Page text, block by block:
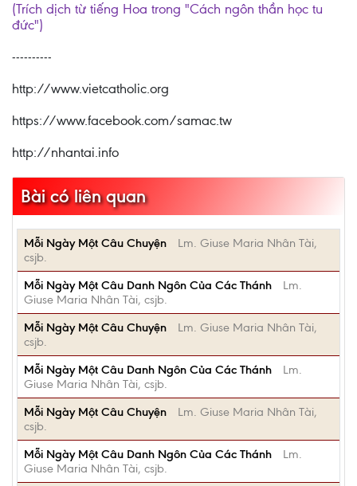
(Trích dịch từ tiếng Hoa trong "Cách ngôn thần học tu
đức")
----------
http://www.vietcatholic.org
https://www.facebook.com/samac.tw
http://nhantai.info
Bài có liên quan
Mỗi Ngày Một Câu Chuyện
Lm. Giuse Maria Nhân Tài,
csjb.
Mỗi Ngày Một Câu Danh Ngôn Của Các Thánh
Lm.
Giuse Maria Nhân Tài, csjb.
Mỗi Ngày Một Câu Chuyện
Lm. Giuse Maria Nhân Tài,
csjb.
Mỗi Ngày Một Câu Danh Ngôn Của Các Thánh
Lm.
Giuse Maria Nhân Tài, csjb.
Mỗi Ngày Một Câu Chuyện
Lm. Giuse Maria Nhân Tài,
csjb.
Mỗi Ngày Một Câu Danh Ngôn Của Các Thánh
Lm.
Giuse Maria Nhân Tài, csjb.